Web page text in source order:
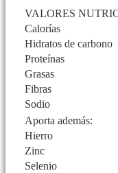
VALORES
Calorías
Hidratos de carbono
Proteínas
Grasas
Fibras
Sodio
Aporta además:
Hierro
Zinc
Selenio